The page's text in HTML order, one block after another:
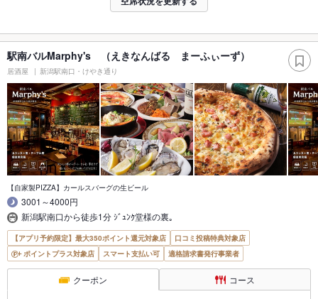
駅南バルMarphy's （えきなんばる まーふぃーず）
居酒屋 新潟駅南口・けやき通り
【自家製PIZZA】カールスバーグの生ビール
3001～4000円
新潟駅南口から徒歩1分 ｼﾞｭﾝｸ堂様の裏｡
【アプリ予約限定】最大350ポイント還元対象店
口コミ投稿特典対象店
ポイントプラス対象店
スマート支払い可 適格請求書発行事業者
クーポン コース